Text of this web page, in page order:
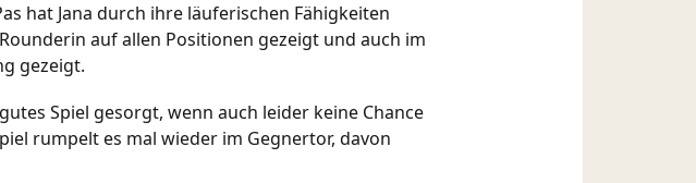
hat Jana durch ihre läuferischen Fähigkeiten
auf allen Positionen gezeigt und auch im
gezeigt.
Spiel gesorgt, wenn auch leider keine Chance
rumpelt es mal wieder im Gegnertor, davon